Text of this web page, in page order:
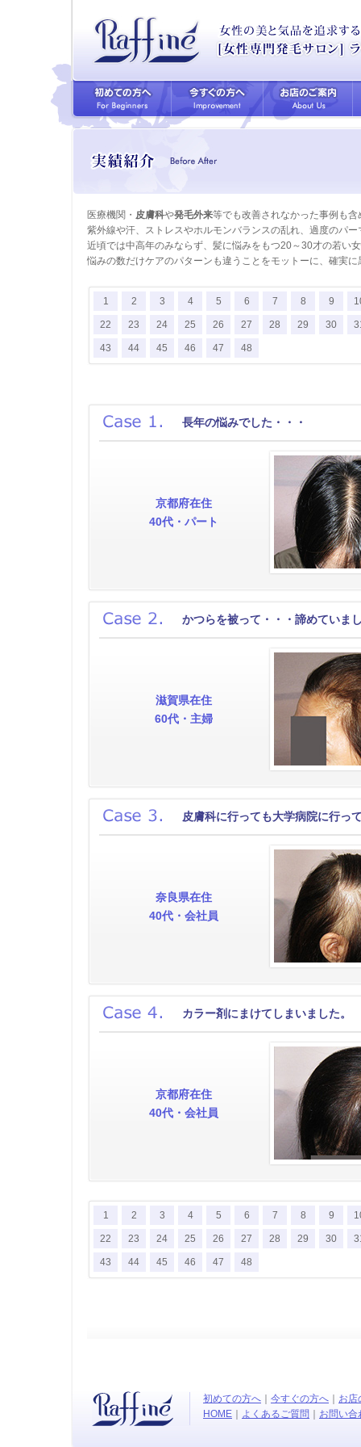
医療機関・ 皮膚科や発毛外来等でも改善されなかった事例も
紫外線や汗、ストレスやホルモンバランスの乱れ、過度のパ
近頃では中高年のみならず、髪に悩みをもつ20～30才の若い
悩みの数だけケアのパターンも違うことをモットーに、確実
1 2 3 4 5 6 7 8 9
22 23 24 25 26 27 28 29 30
43 44 45 46 47 48
長年の悩みでした・・・
京都府在住
40代・パート
かつらを被って・・・諦めていま
滋賀県在住
60代・主婦
皮膚科に行っても大学病院に行っ
奈良県在住
40代・会社員
カラー剤にまけてしまいました。
京都府在住
40代・会社員
1 2 3 4 5 6 7 8 9
22 23 24 25 26 27 28 29 30
43 44 45 46 47 48
初めての方へ 今すぐの方へ
お店
HOME
よくあるご質問 お問い合